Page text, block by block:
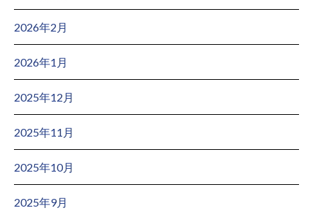
2026年2月
2026年1月
2025年12月
2025年11月
2025年10月
2025年9月